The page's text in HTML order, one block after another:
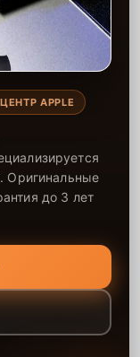
APPLE
Оригинальные
до 3 лет